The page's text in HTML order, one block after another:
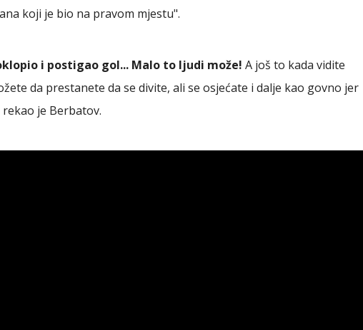
koji je bio na pravom mjestu".
i postigao gol... Malo to ljudi može! A još to kada vidite
da prestanete da se divite, ali se osjećate i dalje kao govno jer
je Berbatov.